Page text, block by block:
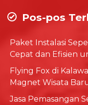
Pos-pos
Paket Instalasi
Cepat dan Efisien
Flying Fox di
Magnet Wisata
Jasa Pemasangan